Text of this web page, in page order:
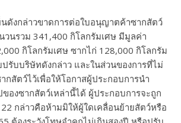
นดังกล่าวขาดการต่อใบอนุญาตค้าซากสัตว์
นรวม 341,400 กิโลกรัมเศษ มีมูลค่า
กิโลกรัมเศษ ซากไก่ 128,000 กิโลกรัม
รับบริษัทดังกล่าว และในส่วนของการที่ไม่
สัตว์ไว้เพื่อให้โอกาสผู้ประกอบการนำ
องซากสัตว์เหล่านี้ได้ ผู้ประกอบการจะถูก
กล่าวคือห้ามมิให้ผู้ใดเคลื่อนย้ายสัตว์หรือ